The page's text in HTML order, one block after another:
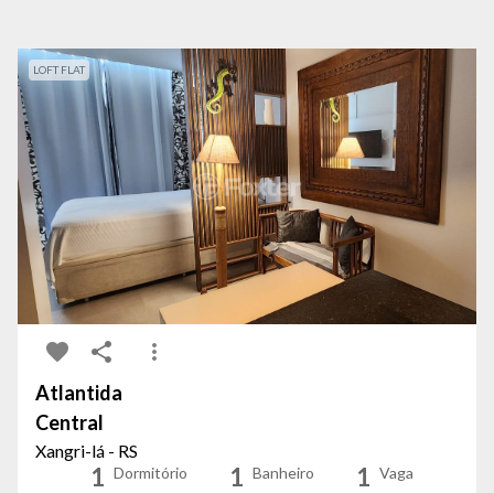
LOFT FLAT
Atlantida
Central
Xangri-lá - RS
1 Dormitório 1 Banheiro 1 Vaga